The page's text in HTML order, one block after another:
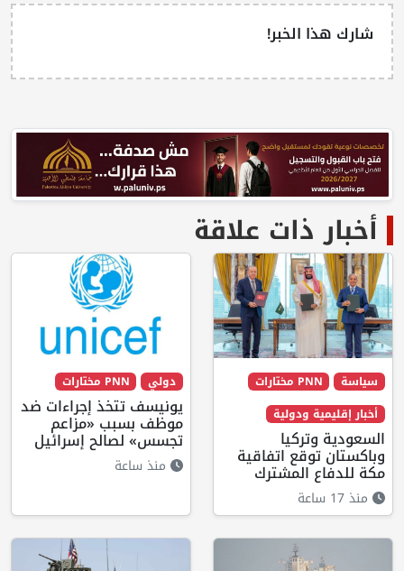
شارك هذا الخبر!
أخبار ذات علاقة
سياسة
PNN مختارات
أخبار إقليمية ودولية
السعودية وتركيا
وباكستان توقع اتفاقية
مكة للدفاع المشترك
منذ 17 ساعة
دولي PNN مختارات
يونيسف تتخذ إجراءات ضد
موظف بسبب «مزاعم
تجسس» لصالح إسرائيل
منذ ساعة